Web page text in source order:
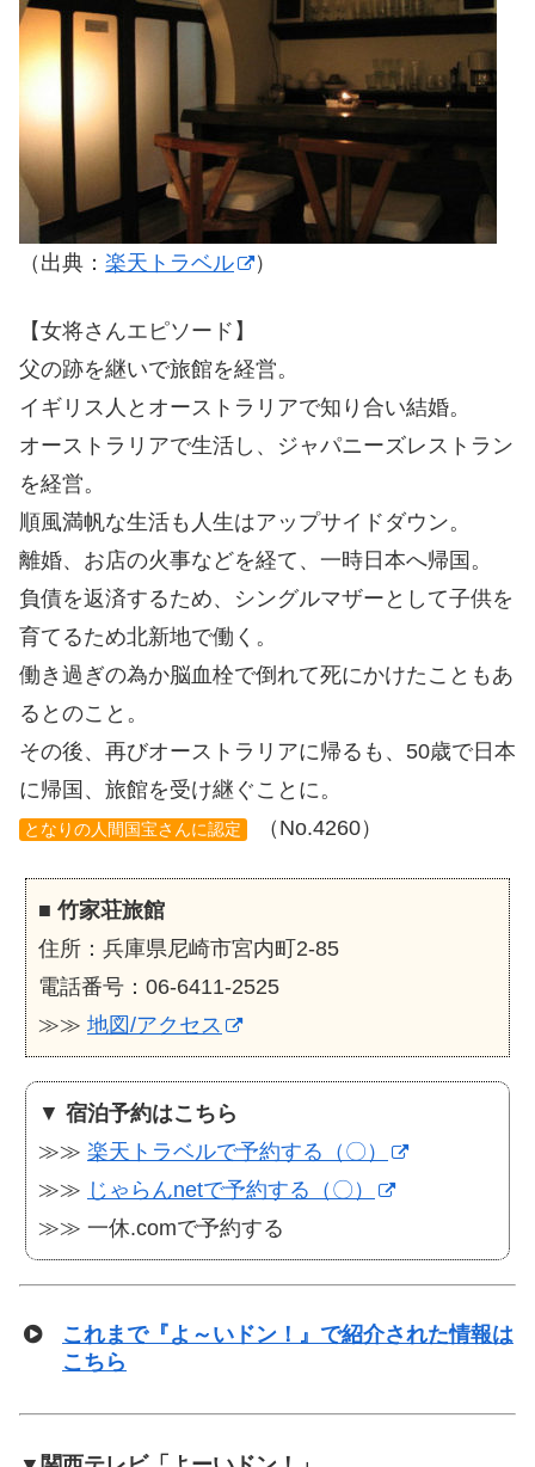
（出典： 楽天トラベル ）
【女将さんエピソード】
父の跡を継いで旅館を経営。
イギリス人とオーストラリアで知り合い結婚。
オーストラリアで生活し、ジャパニーズレストラン
を経営。
順風満帆な生活も人生はアップサイドダウン。
離婚、お店の火事などを経て、一時日本へ帰国。
負債を返済するため、シングルマザーとして子供を
育てるため北新地で働く。
働き過ぎの為か脳血栓で倒れて死にかけたこともあ
るとのこと。
その後、再びオーストラリアに帰るも、50歳で日本
に帰国、旅館を受け継ぐことに。
となりの人間国宝さんに認定 （No.4260）
■ 竹家荘旅館
住所：兵庫県尼崎市宮内町2-85
電話番号：06-6411-2525
≫≫ 地図/アクセス
▼ 宿泊予約はこちら
≫≫ 楽天トラベルで予約する（〇）
≫≫ じゃらんnetで予約する（〇）
≫≫ 一休.comで予約する
これまで『よ～いドン！』で紹介された情報は
こちら